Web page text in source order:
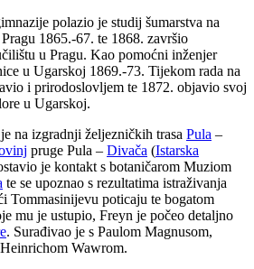
polazio je studij šumarstva na
1865.-67. te 1868. završio
u Pragu. Kao pomoćni inženjer
u Ugarskoj 1869.-73. Tijekom rada na
i prirodoslovljem te 1872. objavio svoj
u Ugarskoj.
na izgradnji željezničkih trasa Pula –
pruge Pula – Divača (Istarska
je kontakt s botaničarom Muziom
te se upoznao s rezultatima istraživanja
Tommasinijevu poticaju te bogatom
mu je ustupio, Freyn je počeo detaljno
. Surađivao je s Paulom Magnusom,
Wawrom.